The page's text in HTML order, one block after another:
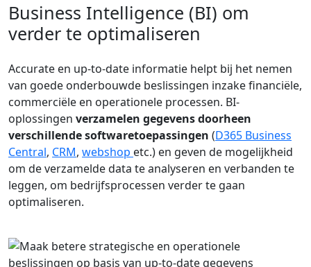
Business Intelligence (BI) om
verder te optimaliseren
Accurate en up-to-date informatie helpt bij het nemen
van goede onderbouwde beslissingen inzake financiële,
commerciële en operationele processen. BI-
oplossingen verzamelen gegevens doorheen
verschillende softwaretoepassingen (D365 Business
Central, CRM, webshop etc.) en geven de mogelijkheid
om de verzamelde data te analyseren en verbanden te
leggen, om bedrijfsprocessen verder te gaan
optimaliseren.